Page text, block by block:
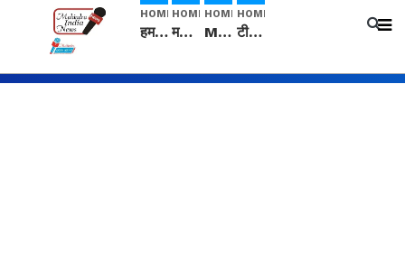
HOME
हम सनातनी..." सांसद kangana Ranaut से क्या बोली लड़की? Viral Jantar-Mantar | CJP protest
HOME
मनीषा हत्याकांड: हत्या, आत्महत्या या कोई बड़ा राज? | Full Story | Josh Haryana
HOME
Mangalsutra: हिंदू धर्म में शादी के बाद मंगलसूत्र क्यों पहनती है महिलाएं, किसने शुरु की ये परंपरा
HOME
टीम बीकेई ने एग्रीकल्चर ग्रेड की यूरिया खाद गट्टों में बदलकर टेक्निकल ग्रेड में बेचने वालों पर करवाई कार्रवाई: लखविंदर सिंह औलख